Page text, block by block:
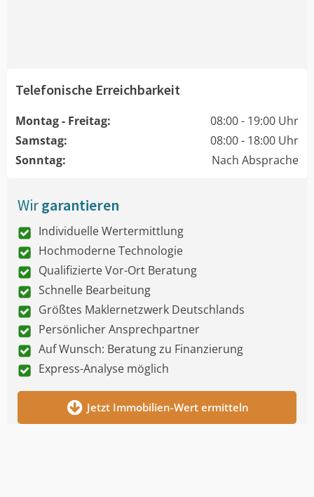
Telefonische Erreichbarkeit
Montag - Freitag:
08:00 - 19:00 Uhr
Samstag:
08:00 - 18:00 Uhr
Sonntag:
Nach Absprache
Wirgarantieren
Individuelle Wertermittlung
Hochmoderne Technologie
Qualifizierte Vor-Ort Beratung
Schnelle Bearbeitung
Größtes Maklernetzwerk Deutschlands
Persönlicher Ansprechpartner
Auf Wunsch: Beratung zu Finanzierung
Express-Analyse möglich
Jetzt Immobilien-Wert ermitteln